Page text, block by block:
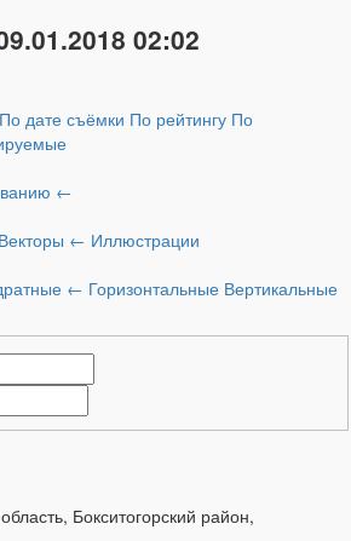
02:02
По дате съёмки По рейтингу По
←
Векторы ← Иллюстрации
← Горизонтальные Вертикальные
Бокситогорский район,